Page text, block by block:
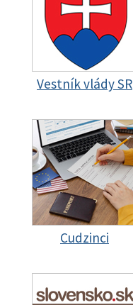
Vestník vlády SR
Cudzinci